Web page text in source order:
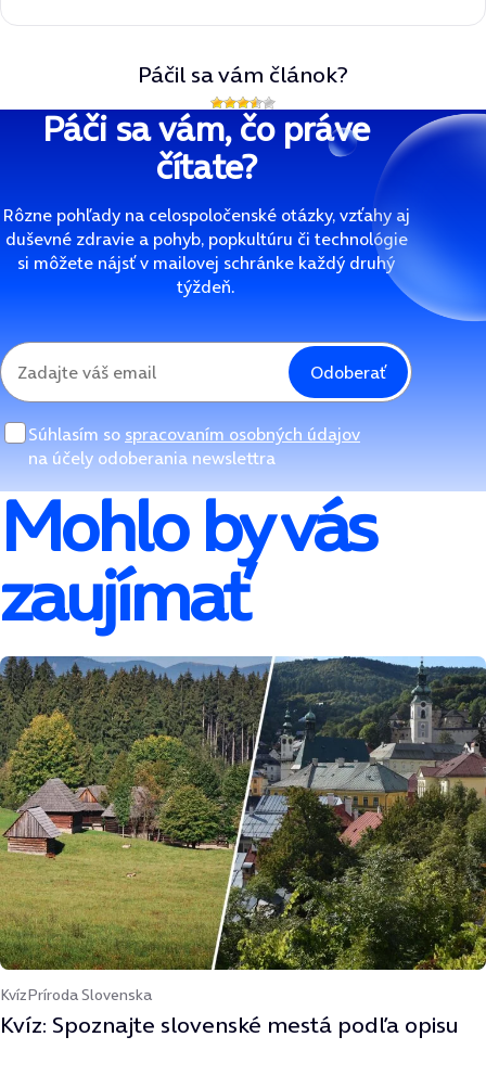
Páčil sa vám článok?
Páči sa vám, čo práve
čítate?
Rôzne pohľady na celospoločenské otázky, vzťahy aj
duševné zdravie a pohyb, popkultúru či technológie
si môžete nájsť v mailovej schránke každý druhý
týždeň.
Odoberať
Súhlasím so spracovaním osobných údajov
na účely odoberania newslettra
Mohlo by vás
zaujímať
KvízPríroda Slovenska
Kvíz: Spoznajte slovenské mestá podľa opisu